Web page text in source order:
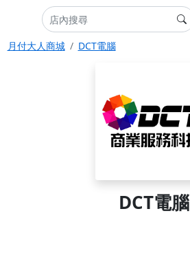
月付大人商城 DCT電腦
DCT電腦